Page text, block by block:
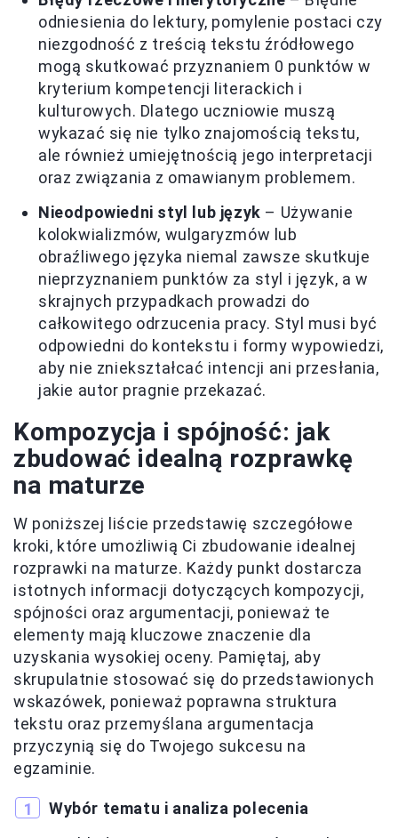
odniesienia do lektury, pomylenie postaci czy
niezgodność z treścią tekstu źródłowego
mogą skutkować przyznaniem 0 punktów w
kryterium kompetencji literackich i
kulturowych. Dlatego uczniowie muszą
wykazać się nie tylko znajomością tekstu,
ale również umiejętnością jego interpretacji
oraz związania z omawianym problemem.
Nieodpowiedni styl lub język – Używanie
kolokwializmów, wulgaryzmów lub
obraźliwego języka niemal zawsze skutkuje
nieprzyznaniem punktów za styl i język, a w
skrajnych przypadkach prowadzi do
całkowitego odrzucenia pracy. Styl musi być
odpowiedni do kontekstu i formy wypowiedzi,
aby nie zniekształcać intencji ani przesłania,
jakie autor pragnie przekazać.
Kompozycja i spójność: jak
zbudować idealną rozprawkę
na maturze
W poniższej liście przedstawię szczegółowe
kroki, które umożliwią Ci zbudowanie idealnej
rozprawki na maturze. Każdy punkt dostarcza
istotnych informacji dotyczących kompozycji,
spójności oraz argumentacji, ponieważ te
elementy mają kluczowe znaczenie dla
uzyskania wysokiej oceny. Pamiętaj, aby
skrupulatnie stosować się do przedstawionych
wskazówek, ponieważ poprawna struktura
tekstu oraz przemyślana argumentacja
przyczynią się do Twojego sukcesu na
egzaminie.
Wybór tematu i analiza polecenia